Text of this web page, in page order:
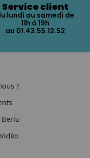
Service client
lundi au samedi de
11h à 19h
au 01.43.55.12.52
?